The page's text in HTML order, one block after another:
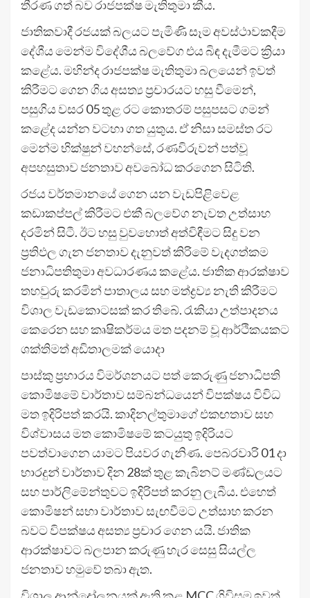
තීරණ ගත් බව රාජපක්ෂ මැතිතුමා කීය.
ජාතිකවාදී රජයක් බලයට පැමිණි සෑම අවස්ථාවකදීම
දේශීය මෙන්ම විදේශීය බලවේග එය බිඳ දැමීමට ක්‍රියා
කළේය. මහින්ද රාජපක්ෂ මැතිතුමා බලයෙන් ඉවත්
කිරීමට ගෙන ගිය අසත්‍ය ප්‍රචාරයට හසු වීමෙන්,
පසුගිය වසර 05 තුළ රට කොතරම් පසුපසට ගමන්
කළේද යන්න වටහා ගත යුතුය. ඒ නිසා සමස්ත රට
මෙන්ම භික්ෂුන් වහන්සේ, රණවිරුවන් පත්වූ
අපහසුතාව ජනතාව අවබෝධ කරගෙන සිටිති.
රජය වර්තමානයේ ගෙන යන වැඩපිළිවෙළ
කඩාකප්පල් කිරීමට එකී බලවේග නැවත උත්සාහ
දරමින් සිටී. ඊට හසු වුවහොත් අත්විඳීමට සිදු වන
ප්‍රතිඵල ගැන ජනතාව දැනුවත් කිරිමේ වැදගත්කම
ජනාධිපතිතුමා අවධාරණය කළේය. ජාතික ආරක්ෂාව
තහවුරු කරමින් පාතාලය සහ මත්ද්‍රව්‍ය නැති කිරීමට
විශාල වැඩකොටසක් කර තිබේ. රැකියා උත්පාදනය
කෙරෙන සහ කෘෂිකර්මය මත පදනම් වූ ආර්ථිකයකට
ශක්තිමත් අඩිතාලමක් යොදා
පාස්කු ප්‍රහාරය විමර්ශනයට පත් කෙරුණු ජනාධිපති
කොමිෂමේ වාර්තාව සම්බන්ධයෙන් විපක්ෂය විවිධ
මත ඉදිරිපත් කරයි. කාදිනල්තුමාගේ එකඟතාව සහ
විශ්වාසය මත කොමිෂමේ කටයුතු ඉදිරියට
පවත්වාගෙන යාමට පියවර ගැනිණ. පෙබරවාරි 01 දා
භාරදුන් වාර්තාව දින 28ක් තුළ කැබිනට් මණ්ඩලයට
සහ පාර්ලිමේන්තුවට ඉදිරිපත් කරනු ලැබීය. එහෙත්
කොමිෂන් සභා වාර්තාව සැඟවීමට උත්සාහ කරන
බවට විපක්ෂය අසත්‍ය ප්‍රචාර ගෙන යයි. ජාතික
ආරක්ෂාවට බලපාන කරුණු හැර සෙසු සියල්ල
ජනතාව හමුවේ තබා ඇත.